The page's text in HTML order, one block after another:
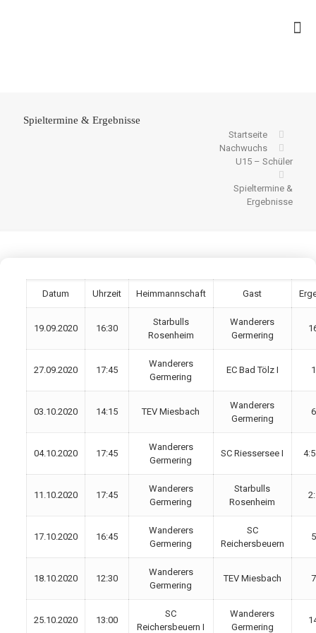
Spieltermine & Ergebnisse
Startseite
Nachwuchs
U15 – Schüler
Spieltermine &
Ergebnisse
Datum Uhrzeit Heimmannschaft Gast
19.09.2020 16:30
Starbulls
Rosenheim
Wanderers
Germering
27.09.2020 17:45
Wanderers
Germering
EC Bad Tölz I
03.10.2020 14:15 TEV Miesbach
Wanderers
Germering
04.10.2020 17:45
Wanderers
Germering
SC Riessersee I
11.10.2020 17:45
Wanderers
Germering
Starbulls
Rosenheim
17.10.2020 16:45
Wanderers
Germering
SC
Reichersbeuern
18.10.2020 12:30
Wanderers
Germering
TEV Miesbach
25.10.2020 13:00
SC
Reichersbeuern I
Wanderers
Germering